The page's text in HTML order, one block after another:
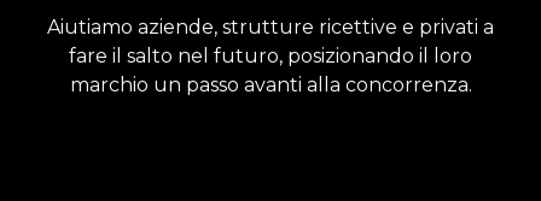
Aiutiamo aziende, strutture ricettive e privati a
fare il salto nel futuro, posizionando il loro
marchio un passo avanti alla concorrenza.